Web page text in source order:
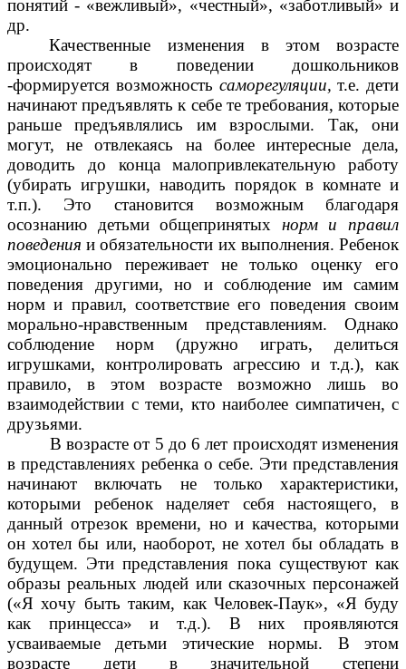
понятий - «вежливый», «честный», «заботливый» и
др.
Качественные изменения в этом возрасте
происходят в поведении дошкольников
-формируется возможность саморегуляции,т.е. дети
начинают предъявлять к себе те требования, которые
раньше предъявлялись им взрослыми. Так, они
могут, не отвлекаясь на более интересные дела,
доводить до конца малопривлекательную работу
(убирать игрушки, наводить порядок в комнате и
т.п.). Это становится возможным благодаря
осознанию детьми общепринятых норм и правил
поведенияи обязательности их выполнения. Ребенок
эмоционально переживает не только оценку его
поведения другими, но и соблюдение им самим
норм и правил, соответствие его поведения своим
морально-нравственным представлениям. Однако
соблюдение норм (дружно играть, делиться
игрушками, контролировать агрессию и т.д.), как
правило, в этом возрасте возможно лишь во
взаимодействии с теми, кто наиболее симпатичен, с
друзьями.
В возрасте от 5 до 6 лет происходят изменения
в представлениях ребенка о себе. Эти представления
начинают включать не только характеристики,
которыми ребенок наделяет себя настоящего, в
данный отрезок времени, но и качества, которыми
он хотел бы или, наоборот, не хотел бы обладать в
будущем. Эти представления пока существуют как
образы реальных людей или сказочных персонажей
(«Я хочу быть таким, как Человек-Паук», «Я буду
как принцесса» и т.д.). В них проявляются
усваиваемые детьми этические нормы. В этом
возрасте дети в значительной степени